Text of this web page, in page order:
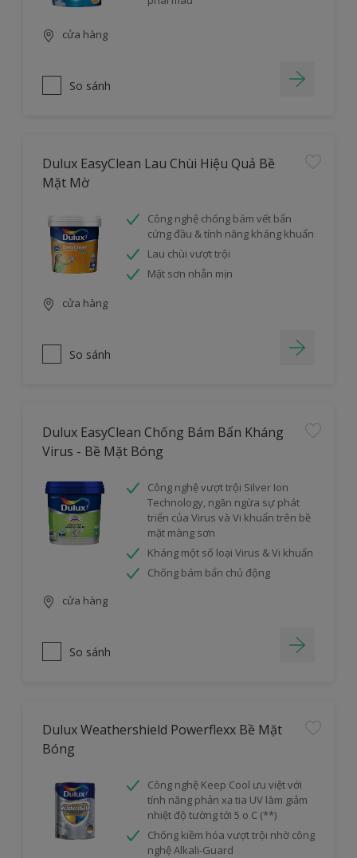
cửa hàng
So sánh
Dulux EasyClean Lau Chùi Hiệu Quả Bề
Mặt Mờ
Công nghệ chống bám vết bẩn
cứng đầu & tính năng kháng khuẩn
Lau chùi vượt trội
Mặt sơn nhẵn mịn
cửa hàng
So sánh
Dulux EasyClean Chống Bám Bẩn Kháng
Virus - Bề Mặt Bóng
Công nghệ vượt trội Silver Ion
Technology, ngăn ngừa sự phát
triển của Virus và Vi khuẩn trên bề
mặt màng sơn
Kháng một số loại Virus & Vi khuẩn
Chống bám bẩn chủ động
cửa hàng
So sánh
Dulux Weathershield Powerflexx Bề Mặt
Bóng
Công nghệ Keep Cool ưu việt với
tính năng phản xạ tia UV làm giảm
nhiệt độ tường tới 5 o C (**)
Chống kiềm hóa vượt trội nhờ công
nghệ Alkali-Guard